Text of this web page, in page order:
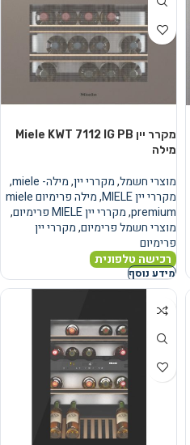
מקרר יין Miele KWT 7112 IG PB
מילה
מוצרי חשמל,מקררי יין,מילה- miele
,
מקררי יין MIELE
,
מילה פרימיום miele
premium
,מקררי יין MIELE פרימיום
,
מוצרי חשמל פרימיום,מקררי יין
פרימיום
רכישה טלפונית
מידע נוסף